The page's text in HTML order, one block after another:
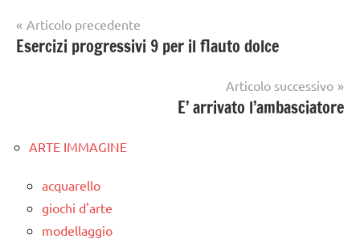
Navigazione
articoli
Articolo precedente
Esercizi progressivi 9 per il flauto dolce
Articolo successivo
E’ arrivato l’ambasciatore
ARTE IMMAGINE
acquarello
giochi d'arte
modellaggio